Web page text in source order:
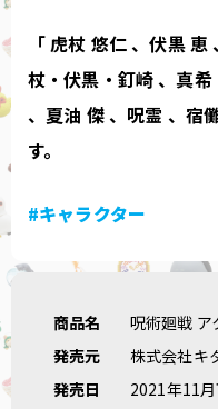
「 虎杖 悠仁 、伏黒
杖・伏黒・釘崎 、真
、夏油 傑 、呪霊 、宿
す。
#キャラクター
商品名
呪術廻戦
発売元
株式会社キ
発売日
2021年11